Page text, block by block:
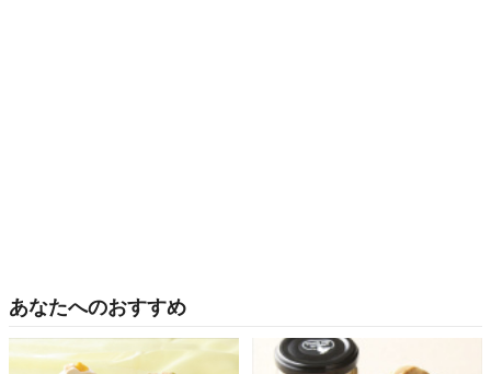
あなたへのおすすめ